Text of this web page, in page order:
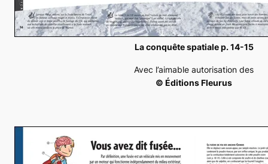
La conquête spatiale p. 14-15
Avec l’aimable autorisation des
© Éditions Fleurus